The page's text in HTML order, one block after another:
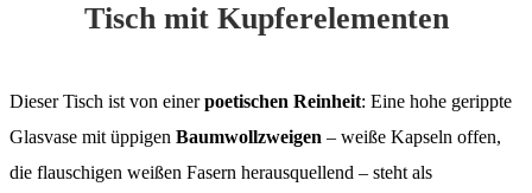
Tisch mit Kupferelementen
Dieser Tisch ist von einerpoetischen Reinheit: Eine hohe gerippte
Glasvase mit üppigen Baumwollzweigen – weiße Kapseln offen,
die flauschigen weißen Fasern herausquellend – steht als